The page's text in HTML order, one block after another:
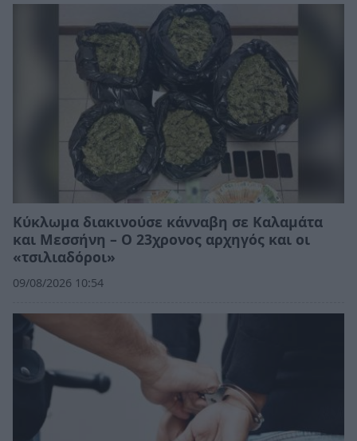
Κύκλωμα διακινούσε κάνναβη σε Καλαμάτα
και Μεσσήνη – Ο 23χρονος αρχηγός και οι
«τσιλιαδόροι»
09/08/2026 10:54